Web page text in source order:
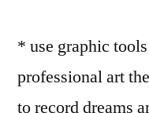
* use graphic
professional art
to record dreams